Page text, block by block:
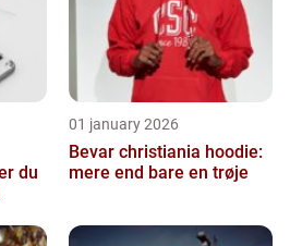
01 january 2026
Bevar christiania hoodie:
mere end bare en trøje